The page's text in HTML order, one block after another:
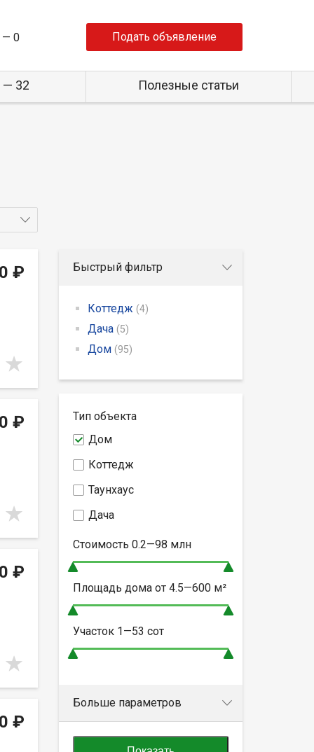
— 0 Подать объявление
— 32 Полезные статьи
₽
₽
₽
₽
Быстрый фильтр
Коттедж (4)
Дача (5)
Дом (95)
Тип объекта
Дом
Коттедж
Таунхаус
Дача
Стоимость 0.2—98 млн
Площадь дома от 4.5—600м²
Участок 1—53 сот
Больше параметров